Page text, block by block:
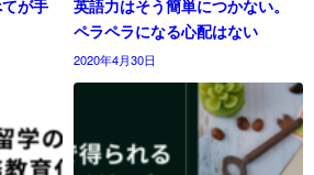
が手
英語力はそう簡単につかない。
ペラペラになる心配はない
2020年4月30日